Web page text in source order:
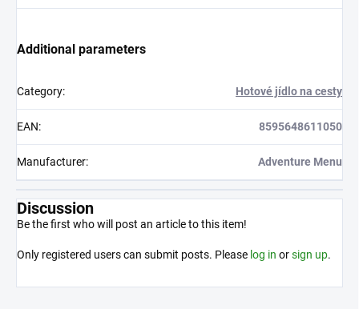
Additional parameters
Category: Hotové jídlo na cesty
EAN: 8595648611050
Manufacturer: Adventure Menu
Discussion
Be the first who will post an article to this item!
Only registered users can submit posts. Please log in orsign up.